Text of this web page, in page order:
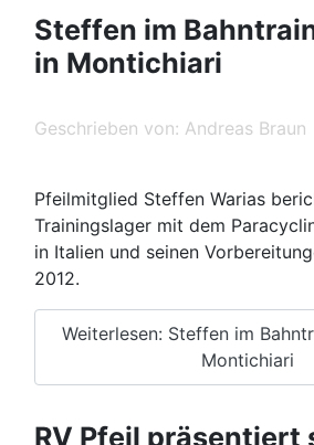
Steffen im
in Montichiari
Geschrieben von: Andreas Braun
Pfeilmitglied Steffen Warias
Trainingslager mit dem
in Italien und seinen
2012.
Weiterlesen: Steffen im
Montichiari
RV Pfeil präsentiert